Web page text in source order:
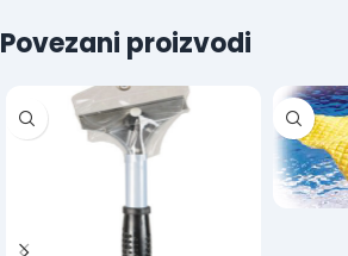
Povezani proizvodi